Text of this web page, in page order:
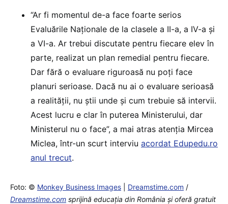
“Ar fi momentul de-a face foarte serios
Evaluările Naționale de la clasele a II-a, a IV-a și
a VI-a. Ar trebui discutate pentru fiecare elev în
parte, realizat un plan remedial pentru fiecare.
Dar fără o evaluare riguroasă nu poți face
planuri serioase. Dacă nu ai o evaluare serioasă
a realității, nu știi unde și cum trebuie să intervii.
Acest lucru e clar în puterea Ministerului, dar
Ministerul nu o face”, a mai atras atenția Mircea
Miclea, într-un scurt interviu acordat Edupedu.ro
anul trecut.
Foto: © Monkey Business Images Dreamstime.com /
Dreamstime.com sprijină educaţia din România şi oferă gratuit